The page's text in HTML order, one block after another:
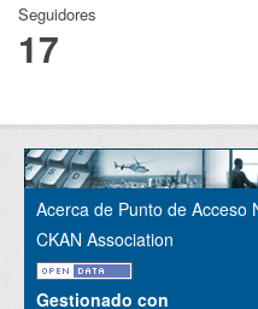
Seguidores
17
Acerca de Punto de Acceso
CKAN Association
Gestionado con